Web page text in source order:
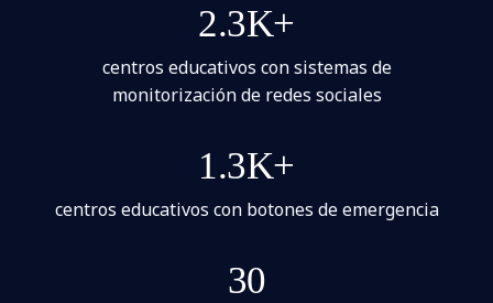
2.3K+
centros educativos con sistemas de
monitorización de redes sociales
1.3K+
centros educativos con botones de emergencia
30